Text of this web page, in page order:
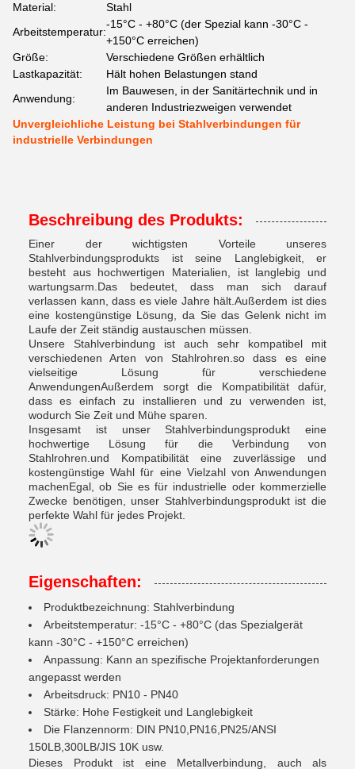
Material:
Stahl
Arbeitstemperatur:
-15°C - +80°C (der Spezial kann -30°C -
+150°C erreichen)
Größe:
Verschiedene Größen erhältlich
Lastkapazität:
Hält hohen Belastungen stand
Anwendung:
Im Bauwesen, in der Sanitärtechnik und in
anderen Industriezweigen verwendet
Unvergleichliche Leistung bei Stahlverbindungen für
industrielle Verbindungen
Beschreibung des Produkts:
Einer der wichtigsten Vorteile unseres
Stahlverbindungsprodukts ist seine Langlebigkeit, er
besteht aus hochwertigen Materialien, ist langlebig und
wartungsarm.Das bedeutet, dass man sich darauf
verlassen kann, dass es viele Jahre hält.Außerdem ist dies
eine kostengünstige Lösung, da Sie das Gelenk nicht im
Laufe der Zeit ständig austauschen müssen.
Unsere Stahlverbindung ist auch sehr kompatibel mit
verschiedenen Arten von Stahlrohren.so dass es eine
vielseitige Lösung für verschiedene
AnwendungenAußerdem sorgt die Kompatibilität dafür,
dass es einfach zu installieren und zu verwenden ist,
wodurch Sie Zeit und Mühe sparen.
Insgesamt ist unser Stahlverbindungsprodukt eine
hochwertige Lösung für die Verbindung von
Stahlrohren.und Kompatibilität eine zuverlässige und
kostengünstige Wahl für eine Vielzahl von Anwendungen
machenEgal, ob Sie es für industrielle oder kommerzielle
Zwecke benötigen, unser Stahlverbindungsprodukt ist die
perfekte Wahl für jedes Projekt.
Eigenschaften:
Produktbezeichnung: Stahlverbindung
Arbeitstemperatur: -15°C - +80°C (das Spezialgerät
kann -30°C - +150°C erreichen)
Anpassung: Kann an spezifische Projektanforderungen
angepasst werden
Arbeitsdruck: PN10 - PN40
Stärke: Hohe Festigkeit und Langlebigkeit
Die Flanzennorm: DIN PN10,PN16,PN25/ANSI
150LB,300LB/JIS 10K usw.
Dieses Produkt ist eine Metallverbindung, auch als